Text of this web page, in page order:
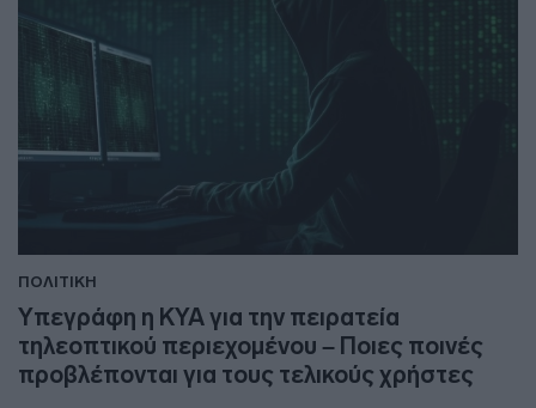
ΠΟΛΙΤΙΚΗ
Υπεγράφη η ΚΥΑ για την πειρατεία
τηλεοπτικού περιεχομένου – Ποιες ποινές
προβλέπονται για τους τελικούς χρήστες